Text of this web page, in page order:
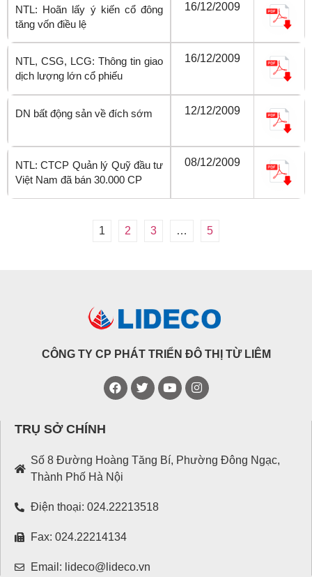
NTL: Hoãn lấy ý kiến cổ đông
tăng vốn điều lệ
16/12/2009
NTL, CSG, LCG: Thông tin giao
dịch lượng lớn cổ phiếu
16/12/2009
DN bất động sản về đích sớm 12/12/2009
NTL: CTCP Quản lý Quỹ đầu tư
Việt Nam đã bán 30.000 CP
08/12/2009
1 2 3 … 5
CÔNG TY CP PHÁT TRIỂN ĐÔ THỊ TỪ LIÊM
TRỤ SỞ CHÍNH
Số 8 Đường Hoàng Tăng Bí, Phường Đông Ngạc,
Thành Phố Hà Nội
Điện thoại: 024.22213518
Fax: 024.22214134
Email: lideco@lideco.vn